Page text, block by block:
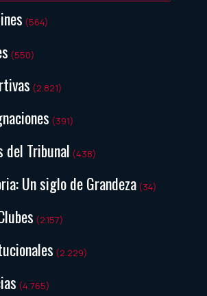
(564)
(550)
(2.821)
(391)
del Tribunal (438)
Un siglo de Grandeza (34)
(2.157)
(2.229)
(4.765)